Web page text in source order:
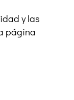
y las
página